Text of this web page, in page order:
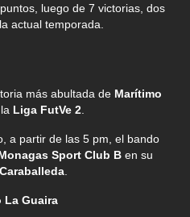
luego de 7 victorias, dos
actual temporada.
más abultada de Marítimo
Liga FutVe 2
a partir de las 5 pm, el bando
Sport Club B en su
La Guaira